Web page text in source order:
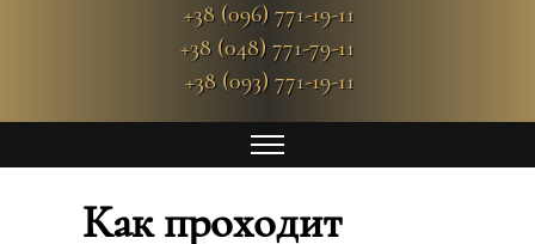
+38 (096) 771-19-11
+38 (048) 771-79-11
+38 (093) 771-19-11
Как проходит